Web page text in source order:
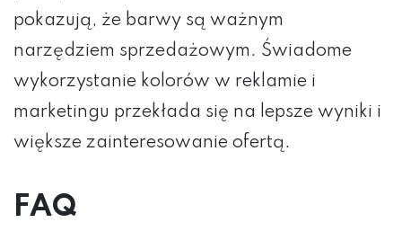
pokazują, że barwy są ważnym
narzędziem sprzedażowym. Świadome
wykorzystanie kolorów w reklamie i
marketingu przekłada się na lepsze wyniki i
większe zainteresowanie ofertą.
FAQ